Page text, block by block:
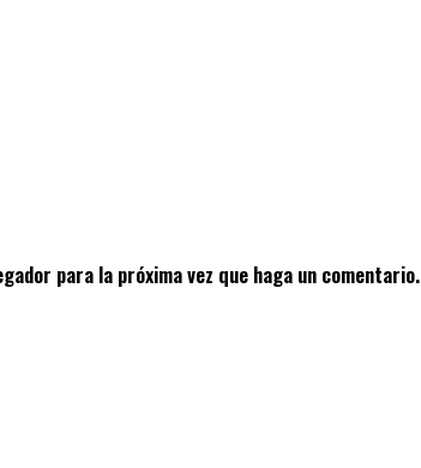
para la próxima vez que haga un comentario.